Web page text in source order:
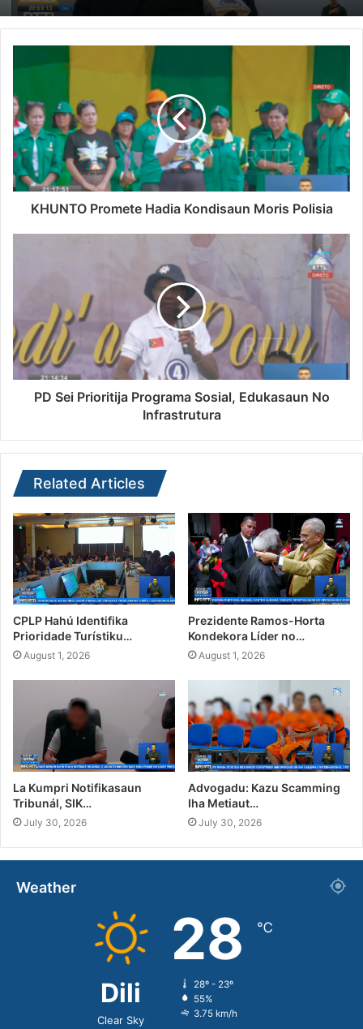
KHUNTO Promete Hadia Kondisaun Moris Polisia
PD Sei Prioritija Programa Sosial, Edukasaun No
Infrastrutura
Related Articles
CPLP Hahú Identifika
Prioridade Turístiku…
August 1, 2026
Prezidente Ramos-Horta
Kondekora Líder no…
August 1, 2026
La Kumpri Notifikasaun
Tribunál, SIK…
July 30, 2026
Advogadu: Kazu Scamming
Iha Metiaut…
July 30, 2026
Weather
Dili
Clear Sky
28 ℃
28º - 23º
55%
3.75 km/h